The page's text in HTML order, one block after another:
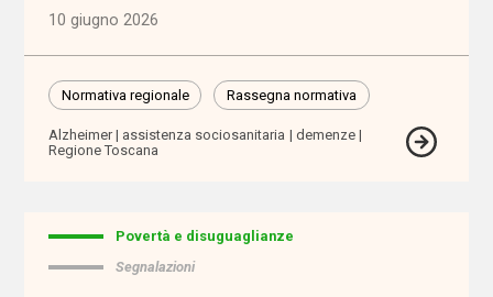
(1.072)
Persone
con
(2.195)
(1.768)
10 giugno 2026
Normativa regionale Rassegna normativa
Alzheimer assistenza sociosanitaria
demenze
Regione Toscana
Povertà e disuguaglianze
Segnalazioni